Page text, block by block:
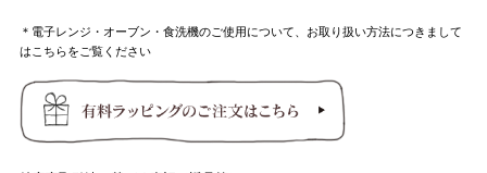
＊電子レンジ・オーブン・食洗機のご使用について、お取り扱い方法につきまして
はこちらをご覧ください